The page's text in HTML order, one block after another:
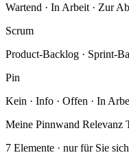
Wartend · In Arbeit · Zur
Scrum
Product-Backlog · Sprint-
Pin
Kein · Info · Offen · In
Meine Pinnwand Relevanz
7 Elemente · nur für Sie